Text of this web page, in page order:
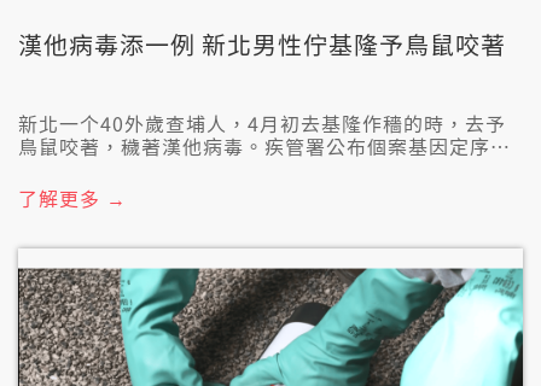
漢他病毒添一例 新北男性佇基隆予鳥鼠咬著
新北一个40外歲查埔人，4月初去基隆作穡的時，去予
鳥鼠咬著，穢著漢他病毒。疾管署公布個案基因定序是
受監控，無出現相關症頭。
了解更多 →